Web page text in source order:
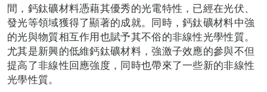
間，鈣鈦礦材料憑藉其優秀的光電特性，已經在光伏、
發光等領域獲得了顯著的成就。同時，鈣鈦礦材料中強
的光與物質相互作用也賦予其不俗的非線性光學性質。
尤其是新興的低維鈣鈦礦材料，強激子效應的參與不但
提高了非線性回應強度，同時也帶來了一些新的非線性
光學性質。